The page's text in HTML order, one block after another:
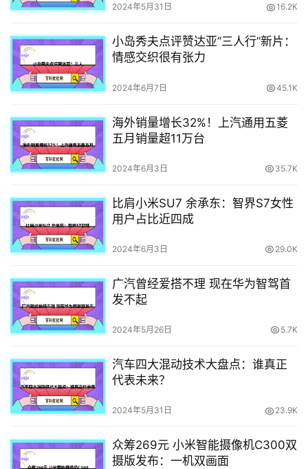
2024年5月31日 16.2K
小岛秀夫点评赞达亚”三人行”新片：
情感交织很有张力
2024年6月7日 45.1K
海外销量增长32%！上汽通用五菱
五月销量超11万台
2024年6月3日 35.7K
比肩小米SU7 余承东：智界S7女性
用户占比近四成
2024年6月3日 29.0K
广汽曾经爱搭不理 现在华为智驾首
发不起
2024年5月26日 5.7K
汽车四大混动技术大盘点：谁真正
代表未来？
2024年5月31日 23.9K
众筹269元 小米智能摄像机C300双
摄版发布：一机双画面